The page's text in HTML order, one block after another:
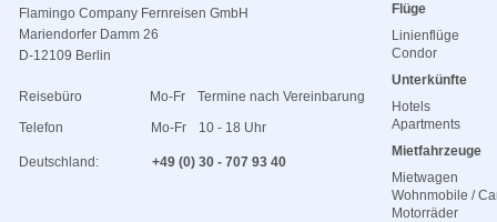
Flamingo Company Fernreisen GmbH
Mariendorfer Damm 26
D-12109 Berlin
Reisebüro Mo-Fr
Termine nach Vereinbarung
Telefon
Mo-Fr 10 - 18 Uhr
Deutschland: +49 (0) 30 - 707 93 40
Flüge
Linienflüge
Condor
Unterkünfte
Hotels
Apartments
Mietfahrzeuge
Mietwagen
Wohnmobile /
Motorräder